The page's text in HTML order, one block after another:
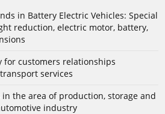
in Battery Electric Vehicles: Special
reduction, electric motor, battery,
for customers relationships
services
the area of production, storage and
industry